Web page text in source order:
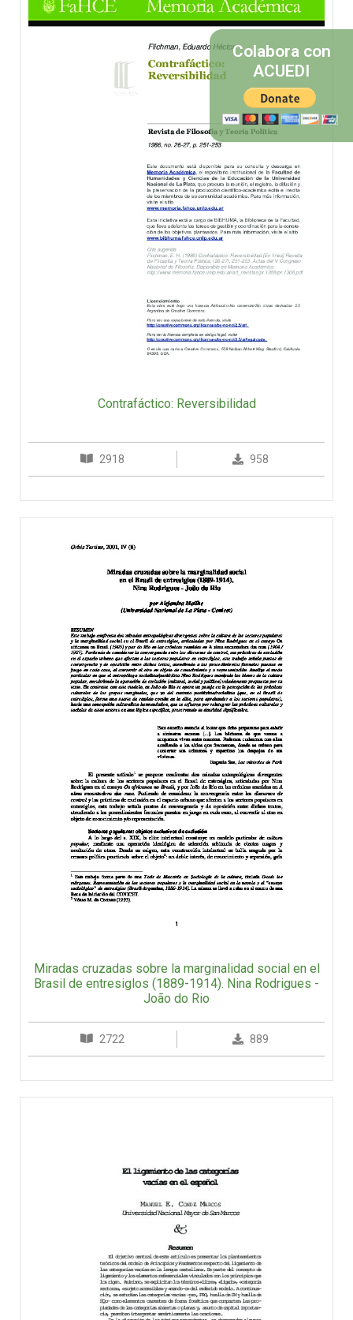
Contrafáctico: Reversibilidad
2918 958
Miradas cruzadas sobre la marginalidad social en el
Brasil de entresiglos (1889-1914). Nina Rodrigues -
João do Rio
2722 889
Colabora con
ACUEDI